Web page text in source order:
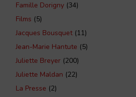
Famille Dorigny (34)
Films (5)
Jacques Bousquet(11)
Jean-Marie Hantute (5)
Juliette Breyer (200)
Juliette Maldan (22)
La Presse (2)